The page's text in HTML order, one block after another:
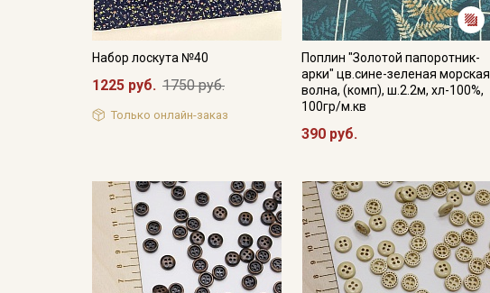
Набор лоскута №40
1225 руб. 1750 руб.
Только онлайн-заказ
Поплин "Золотой папоротник-
арки" цв.сине-зеленая морская
волна, (комп), ш.2.2м, хл-100%,
100гр/м.кв
390 руб.